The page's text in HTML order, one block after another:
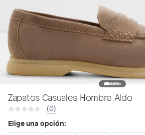
Zapatos Casuales Hombre Aldo
(0)
Elige una opción: